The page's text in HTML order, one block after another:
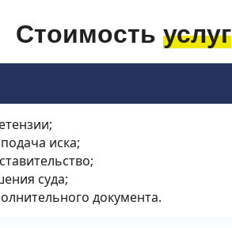
Стоимость услуг
иска;
суда;
документа.